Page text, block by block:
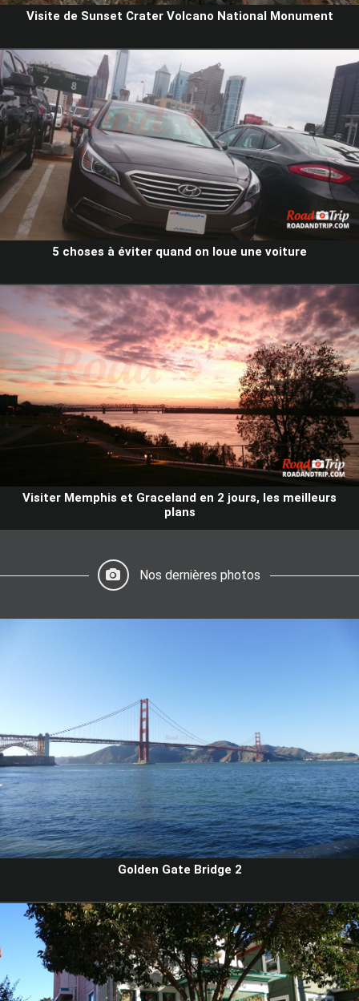
Visite de Sunset Crater Volcano National Monument
5 choses à éviter quand on loue une voiture
Visiter Memphis et Graceland en 2 jours, les meilleurs
plans
Nos dernières photos
Golden Gate Bridge 2